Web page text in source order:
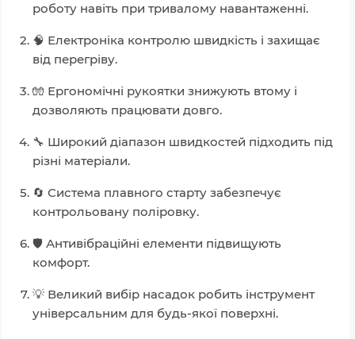
роботу навіть при тривалому навантаженні.
🧠 Електроніка контролю швидкість і захищає
від перегріву.
🧤 Ергономічні рукоятки знижують втому і
дозволяють працювати довго.
🔧 Широкий діапазон швидкостей підходить під
різні матеріали.
🔄 Система плавного старту забезпечує
контрольовану поліровку.
🛡️ Антивібраційні елементи підвищують
комфорт.
💡 Великий вибір насадок робить інструмент
універсальним для будь-якої поверхні.